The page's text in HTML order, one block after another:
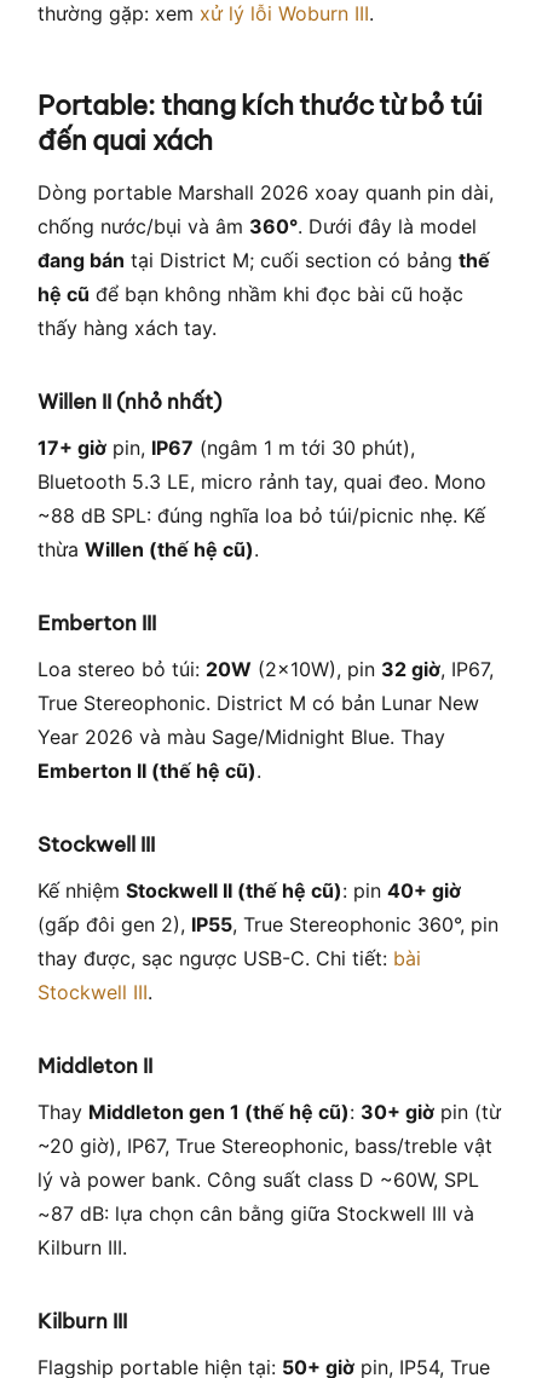
thường gặp: xem xử lý lỗi Woburn III.
Portable: thang kích thước từ bỏ túi
đến quai xách
Dòng portable Marshall 2026 xoay quanh pin dài,
chống nước/bụi và âm 360°. Dưới đây là model
đang bán tại District M; cuối section có bảng thế
hệ cũ để bạn không nhầm khi đọc bài cũ hoặc
thấy hàng xách tay.
Willen II (nhỏ nhất)
17+ giờ pin, IP67 (ngâm 1 m tới 30 phút),
Bluetooth 5.3 LE, micro rảnh tay, quai đeo. Mono
~88 dB SPL: đúng nghĩa loa bỏ túi/picnic nhẹ. Kế
thừa Willen (thế hệ cũ).
Emberton III
Loa stereo bỏ túi: 20W (2×10W), pin 32 giờ, IP67,
True Stereophonic. District M có bản Lunar New
Year 2026 và màu Sage/Midnight Blue. Thay
Emberton II (thế hệ cũ).
Stockwell III
Kế nhiệm Stockwell II (thế hệ cũ): pin 40+ giờ
(gấp đôi gen 2), IP55, True Stereophonic 360°, pin
thay được, sạc ngược USB-C. Chi tiết: bài
Stockwell III.
Middleton II
Thay Middleton gen 1 (thế hệ cũ): 30+ giờ pin (từ
~20 giờ), IP67, True Stereophonic, bass/treble vật
lý và power bank. Công suất class D ~60W, SPL
~87 dB: lựa chọn cân bằng giữa Stockwell III và
Kilburn III.
Kilburn III
Flagship portable hiện tại: 50+ giờ pin, IP54, True